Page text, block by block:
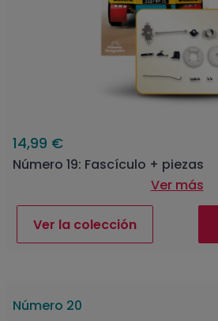
14,99 €
Número 19: Fascículo + piezas
Ver más
Ver la colección
Número 20